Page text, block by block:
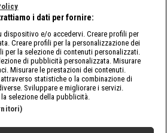
i dati per fornire:
dispositivo e/o accedervi. Creare profili per
Creare profili per la personalizzazione dei
per la selezione di contenuti personalizzati.
di pubblicità personalizzata. Misurare
Misurare le prestazioni dei contenuti.
statistiche o la combinazione di
Sviluppare e migliorare i servizi.
selezione della pubblicità.